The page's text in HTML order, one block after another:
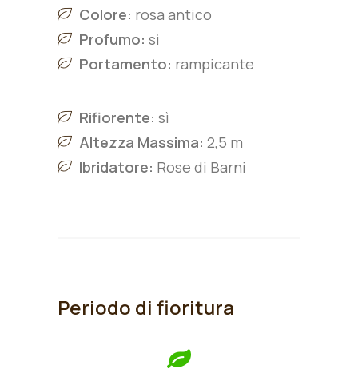
Colore: rosa antico
Profumo: sì
Portamento: rampicante
Rifiorente: sì
Altezza Massima: 2,5 m
Ibridatore: Rose di Barni
Periodo di fioritura